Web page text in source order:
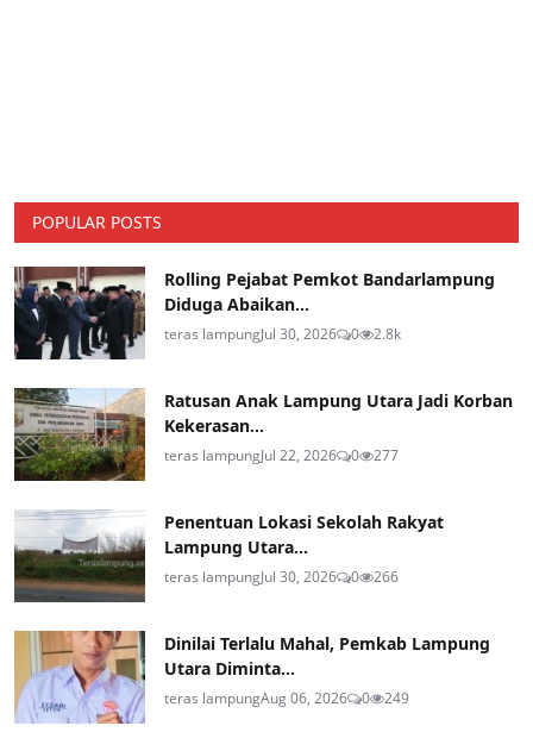
POPULAR POSTS
Rolling Pejabat Pemkot Bandarlampung
Diduga Abaikan...
teras lampungJul 30, 2026 0 2.8k
Ratusan Anak Lampung Utara Jadi Korban
Kekerasan...
teras lampungJul 22, 2026 0 277
Penentuan Lokasi Sekolah Rakyat
Lampung Utara...
teras lampungJul 30, 2026 0 266
Dinilai Terlalu Mahal, Pemkab Lampung
Utara Diminta...
teras lampungAug 06, 2026 0 249